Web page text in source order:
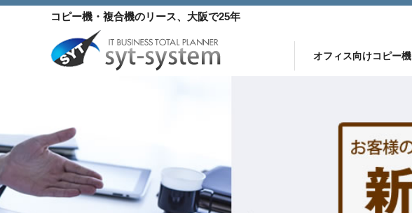
コ
ス
キ
ッ
プ
コピー機・複合機のリース、大阪で25年
オフィス向けコピー機